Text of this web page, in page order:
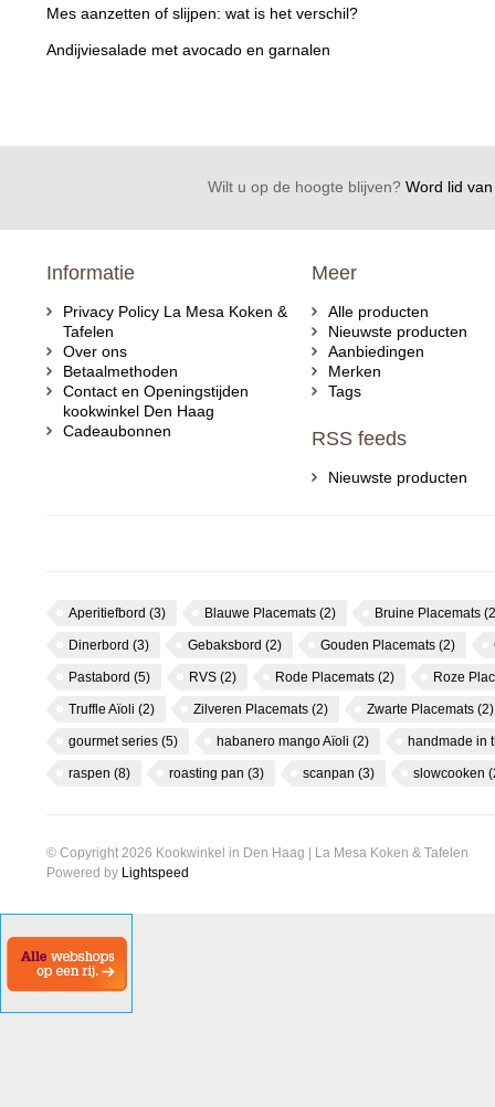
Mes aanzetten of slijpen: wat is het verschil?
Andijviesalade met avocado en garnalen
Wilt u op de hoogte blijven?Word lid van
Informatie
Privacy Policy La Mesa Koken &
Tafelen
Over ons
Betaalmethoden
Contact en Openingstijden
kookwinkel Den Haag
Cadeaubonnen
Meer
Alle producten
Nieuwste producten
Aanbiedingen
Merken
Tags
RSS feeds
Nieuwste producten
Aperitiefbord (3) Blauwe Placemats (2) Bruine Placemats
Dinerbord (3) Gebaksbord (2) Gouden Placemats (2)
Pastabord (5) RVS (2) Rode Placemats (2) Roze
Truffle Aïoli (2) Zilveren Placemats (2) Zwarte Placemats (2)
gourmet series (5) habanero mango Aïoli (2) handmade in
raspen (8) roasting pan (3) scanpan (3) slowcooken
© Copyright 2026 Kookwinkel in Den Haag | La Mesa Koken & Tafelen
Powered by Lightspeed